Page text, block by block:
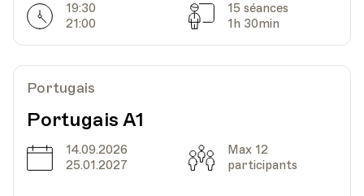
Horarires
19:30
21:00
Séances
15 séances
1h 30min
Portugais
Portugais A1
Date
14.09.2026
25.01.2027
Capacité
Max 12
participants